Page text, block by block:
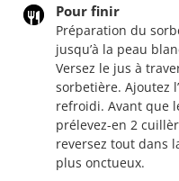
Pour finir
Préparation du
jusqu’à la peau
Versez le jus à
sorbetière. Ajoutez
refroidi. Avant que
prélevez-en 2
reversez tout dans
plus onctueux.